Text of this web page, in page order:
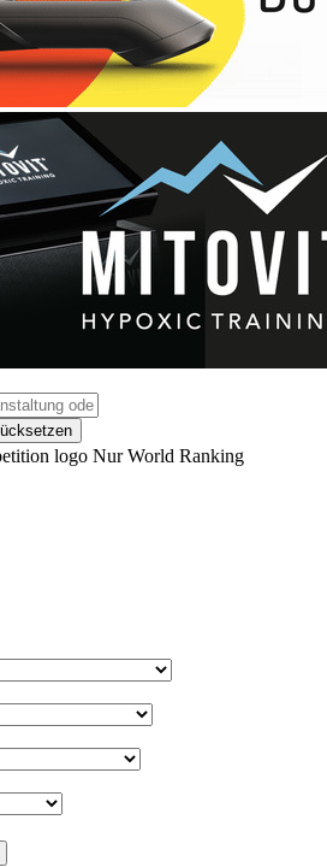
Nur World Ranking